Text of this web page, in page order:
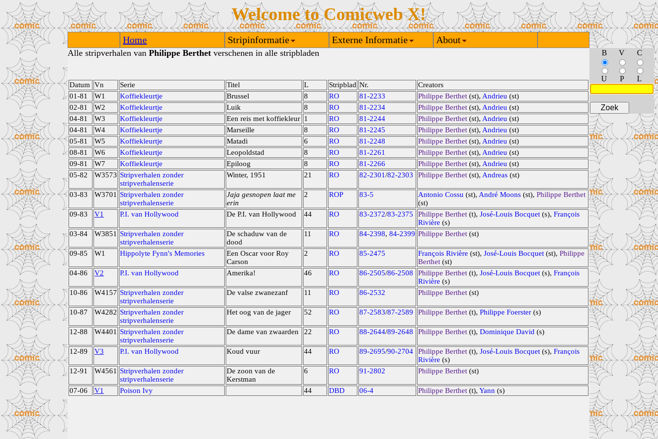
Welcome to Comicweb X!
Home Stripinformatie Externe Informatie About
Alle stripverhalen van Philippe Berthet verschenen in alle stripbladen
Datum Vn Serie Titel L Stripblad Nr.
Creators
01-81
W1 Koffiekleurtje Brussel 8 RO 81-2233 Philippe Berthet (st), Andrieu (st)
02-81
W2 Koffiekleurtje Luik 8 RO 81-2234 Philippe Berthet (st), Andrieu (st)
04-81
W3 Koffiekleurtje Een reis met koffiekleur 1 RO 81-2244 Philippe Berthet (st), Andrieu (st)
04-81
W4 Koffiekleurtje Marseille 8 RO 81-2245 Philippe Berthet (st), Andrieu (st)
05-81
W5 Koffiekleurtje Matadi 6 RO 81-2248 Philippe Berthet (st), Andrieu (st)
08-81
W6 Koffiekleurtje Leopoldstad 8 RO 81-2261 Philippe Berthet (st), Andrieu (st)
09-81
W7 Koffiekleurtje Epiloog 8 RO 81-2266 Philippe Berthet (st), Andrieu (st)
05-82
W3573 Stripverhalen zonder
stripverhalenserie
Winter, 1951 21 RO 82-2301/82-2303 Philippe Berthet (st), Andreas (st)
03-83 W3701
Stripverhalen zonder
stripverhalenserie
Jaja gesnopen laat me
erin
2 ROP 83-5 Antonio Cossu (st), André Moons (st), Philippe Berthet
(st)
09-83
V1 P.I. van Hollywood De P.I. van Hollywood 44 RO 83-2372/83-2375 Philippe Berthet (t), José-Louis Bocquet (s), François
Rivière (s)
03-84
W3851
Stripverhalen zonder
stripverhalenserie
De schaduw van de
dood
11 RO 84-2398, 84-2399 Philippe Berthet (st)
09-85 W1 Hippolyte Fynn's Memories
Een Oscar voor Roy
Carson
2 RO 85-2475 François Rivière (st), José-Louis Bocquet (st), Philippe
Berthet (st)
04-86
V2 P.I. van Hollywood Amerika! 46 RO 86-2505/86-2508 Philippe Berthet (t), José-Louis Bocquet (s), François
Rivière (s)
10-86
W4157 Stripverhalen zonder
stripverhalenserie
De valse zwanezanf 11 RO 86-2532 Philippe Berthet (st)
10-87 W4282 Stripverhalen zonder
stripverhalenserie
Het oog van de jager 52 RO 87-2583/87-2589 Philippe Berthet (t), Philippe Foerster (s)
12-88 W4401
Stripverhalen zonder
stripverhalenserie
De dame van zwaarden 22 RO 88-2644/89-2648 Philippe Berthet (t), Dominique David (s)
12-89 V3 P.I. van Hollywood Koud vuur 44 RO 89-2695/90-2704 Philippe Berthet (t), José-Louis Bocquet (s), François
Rivière (s)
12-91
W4561
Stripverhalen zonder
stripverhalenserie
De zoon van de
Kerstman
6 RO 91-2802 Philippe Berthet (st)
07-06 V1 Poison Ivy 44 DBD 06-4 Philippe Berthet (t), Yann (s)
B V C
U P L